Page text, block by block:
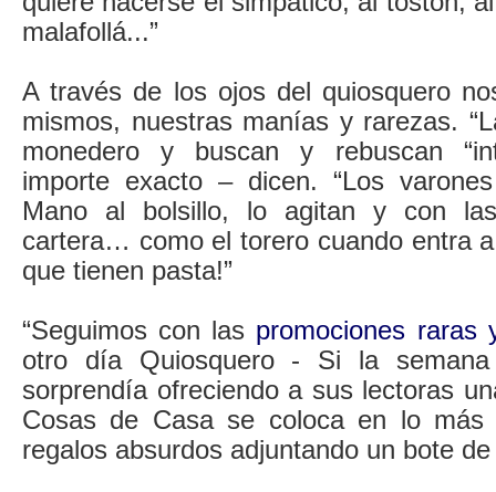
malafollá...”
A través de los ojos del quiosquero
mismos, nuestras manías y rarezas.
monedero y buscan y rebuscan
importe exacto – dicen. “Los
Mano al bolsillo, lo agitan y con
cartera… como el torero cuando entra
que tienen pasta!”
“Seguimos con las promociones raras
otro día Quiosquero - Si la
sorprendía ofreciendo a sus lectoras
Cosas de Casa se coloca en lo
regalos absurdos adjuntando un bote